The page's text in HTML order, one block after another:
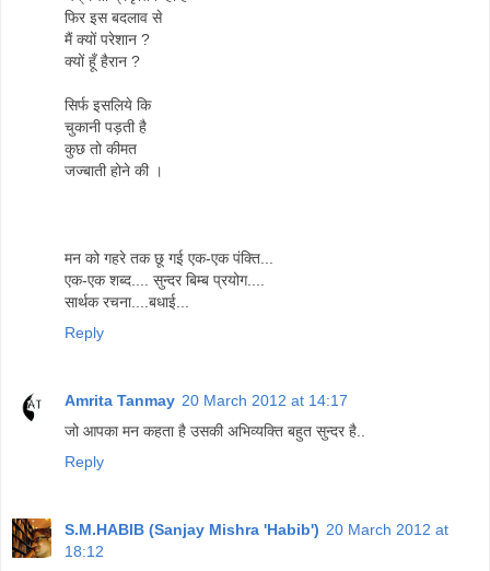
फिर इस बदलाव से
मैं क्यों परेशान ?
क्यों हूँ हैरान ?
सिर्फ इसलिये कि
चुकानी पड़ती है
कुछ तो कीमत
जज्बाती होने की ।
मन को गहरे तक छू गई एक-एक पंक्ति...
एक-एक शब्द.... सुन्दर बिम्ब प्रयोग....
सार्थक रचना....बधाई...
Reply
Amrita Tanmay 20 March 2012 at 14:17
जो आपका मन कहता है उसकी अभिव्यक्ति बहुत सुन्दर है..
Reply
S.M.HABIB (Sanjay Mishra 'Habib') 20 March 2012 at
18:12